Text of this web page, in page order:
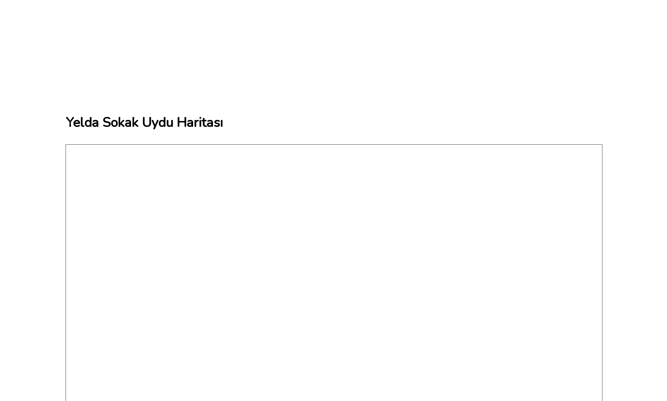
Yelda Sokak Uydu Haritası